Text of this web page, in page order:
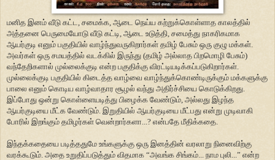
மனித இனம் வீடு கட்ட, சமைக்க, ஆடை நெய்ய கற்றுக்கொள்ளாத காலத்தில்
அத்தனை பெருமையோடு வீடு கட்டி, ஆடை உடுத்தி, சமைத்து நாகரிகமாக
ஆயர்குடி எனும் பகுதியில் வாழ்ந்துவருகிறார்கள் தமிழ் பேசும் ஒரு குழு மக்கள்.
அவர்கள் ஒரு சமயத்தில் வடக்கில் இருந்து (தமிழ் அல்லாத பிறமொழி பேசும்)
வந்தேறிகளால் முல்லைக்குடி என்ற பகுதிக்கு விரட்டியடிக்கப்படுகிறார்கள்.
முல்லைக்குடி பகுதியில் கிடைத்த வாழ்வை வாழ்ந்துக்கொண்டிருக்கும் மக்களுக்கு
பாலை எனும் கொடிய வாழ்வாதார சூழல் வந்து அதிர்ச்சியை கொடுக்கிறது.
இப்போது ஒன்று கொள்ளையடித்து பிழைக்க வேண்டும், அல்லது இழந்த
ஆயர்குடியை மீட்க வேண்டும். இறுதியில் ஆயர்குடியை மீட்பது என்று முடிவாகி
போரில் இறங்கும் தமிழர்கள் வென்றார்களா...? என்பதே மீதிக்கதை.
இந்தக்கதையை படித்ததுமே உங்களுக்கு ஒரு இனத்தின் வரலாறு நினைவிற்கு
வரக்கூடும். அதை உறுதிப்படுத்தும் விதமாக “அவங்க சிங்கம்... நாம புலி...” என்ற